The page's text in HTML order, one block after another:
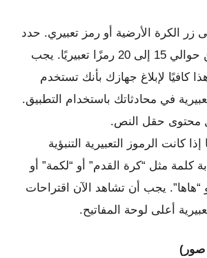
زر الكرة الأرضية أو رمز تعبيري. حدد
المزيد من حوالي 15 إلى 20 رمزًا تعبيريًا. يجب
كافيًا لإبلاغ جهازك بأنك تستخدم
في محادثاتك باستخدام التطبيق.
محتوى حقل النص.
كانت الرموز التعبيرية التنبؤية
كلمة مثل “كرة القدم” أو “لكمة” أو
“هاها”. يجب أن تشاهد الآن اقتراحات
أعلى لوحة المفاتيح.